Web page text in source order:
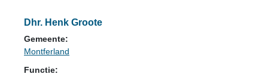
Dhr. Henk Groote
Gemeente:
Montferland
Functie: